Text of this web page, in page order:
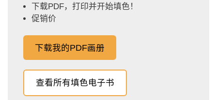
下载PDF，打印并开始填色！
促销价
下载我的PDF画册
查看所有填色电子书